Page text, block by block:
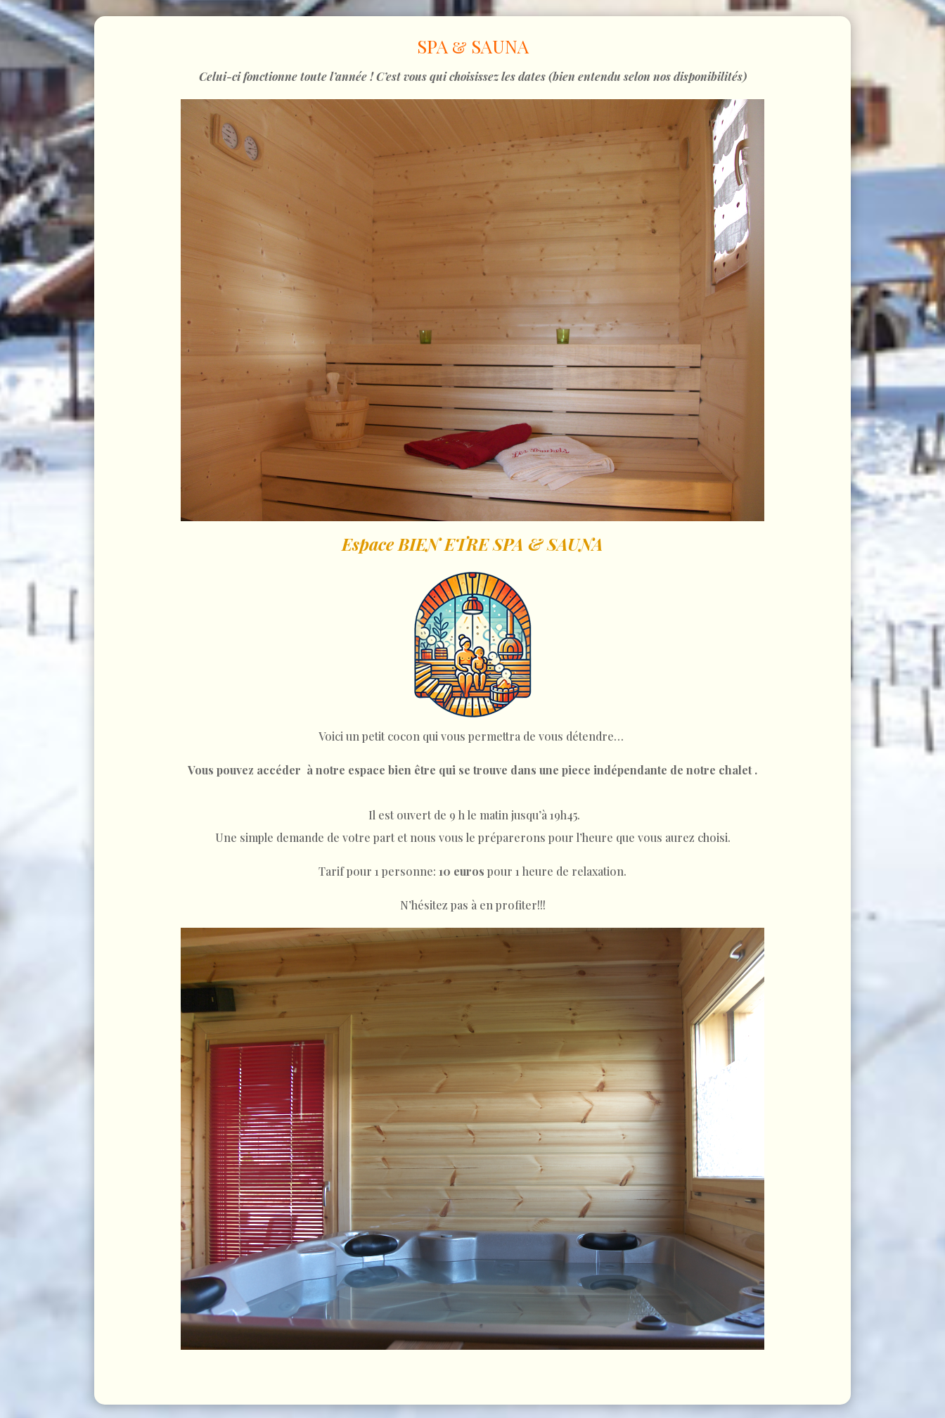
SPA & SAUNA
Celui-ci fonctionne toute l’année ! C’est vous qui choisissez les dates (bien entendu selon nos disponibilités)
Espace BIEN ETRE SPA & SAUNA
Voici un petit cocon qui vous permettra de vous détendre…
Vous pouvez accéder à notre espace bien être qui se trouve dans une piece indépendante de notre chalet .
Il est ouvert de 9 h le matin jusqu’à 19h45.
Une simple demande de votre part et nous vous le préparerons pour l’heure que vous aurez choisi.
Tarif pour 1 personne: 10 euros pour 1 heure de relaxation.
N’hésitez pas à en profiter!!!